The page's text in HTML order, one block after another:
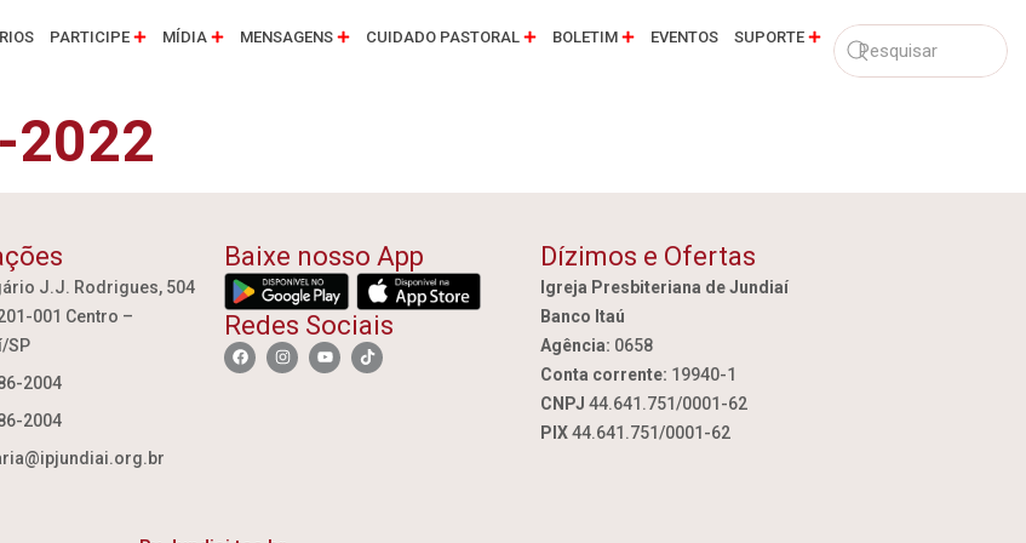
PARTICIPE MÍDIA MENSAGENS CUIDADO PASTORAL BOLETIM EVENTOS SUPORTE
2022
J.J. Rodrigues, 504
001 Centro –
SP
2004
2004
Baixe nosso App
Redes Sociais
Dízimos e Ofertas
Igreja Presbiteriana de Jundiaí
Banco Itaú
Agência: 0658
Conta corrente: 19940-1
CNPJ 44.641.751/0001-62
PIX44.641.751/0001-62